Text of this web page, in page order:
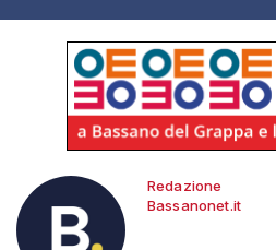
Redazione
Bassanonet.it